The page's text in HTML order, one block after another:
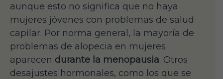
aunque esto no significa que no haya
mujeres jóvenes con problemas de salud
capilar. Por norma general, la mayoría de
problemas de alopecia en mujeres
aparecen durante la menopausia. Otros
desajustes hormonales, como los que se